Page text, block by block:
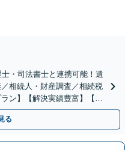
・司法書士と連携可能！遺
相続人・財産調査／相続税
ン】【解決実績豊富】【電
る